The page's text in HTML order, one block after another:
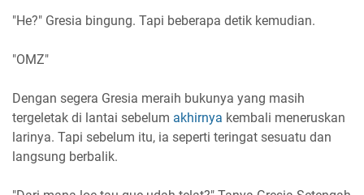
"He?" Gresia bingung. Tapi beberapa detik kemudian.
"OMZ"
Dengan segera Gresia meraih bukunya yang masih
tergeletak di lantai sebelum akhirnya kembali meneruskan
larinya. Tapi sebelum itu, ia seperti teringat sesuatu dan
langsung berbalik.